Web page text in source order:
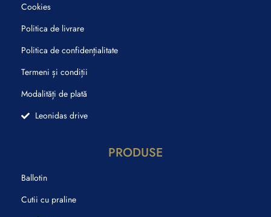
Cookies
Politica de livrare
Politica de confidențialitate
Termeni și condiții
Modalități de plată
Leonidas drive
PRODUSE
Ballotin
Cutii cu praline